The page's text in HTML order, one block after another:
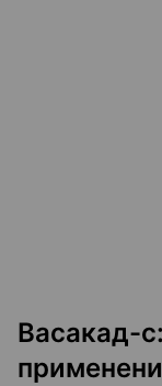
Васакад-